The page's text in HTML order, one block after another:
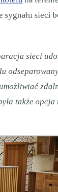
sieci
także opcja